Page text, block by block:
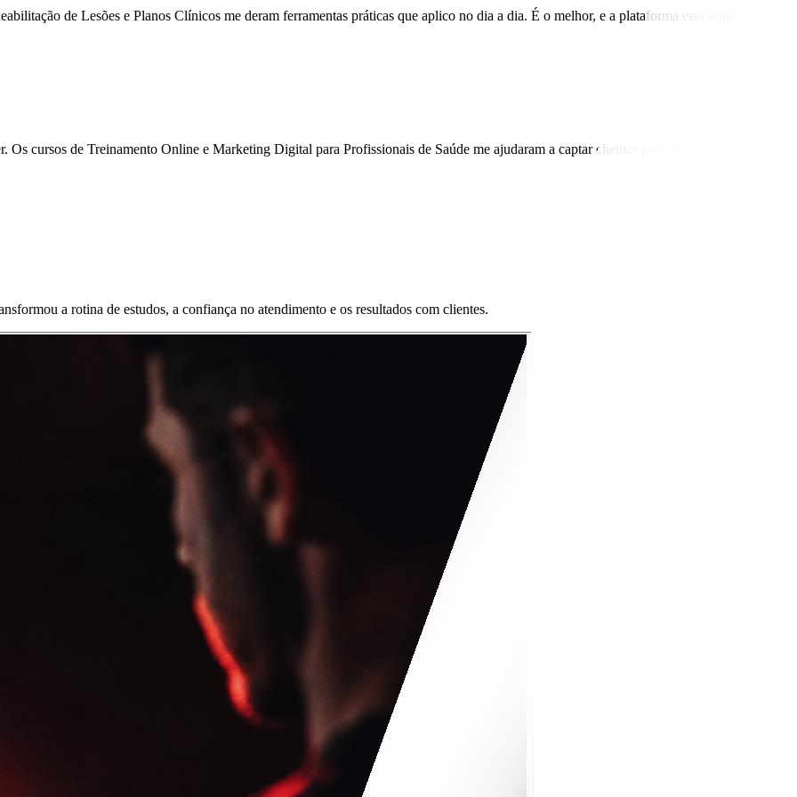
de Lesões e Planos Clínicos me deram ferramentas práticas que aplico no dia a dia. É o melhor, e a plataforma está sempre
cursos de Treinamento Online e Marketing Digital para Profissionais de Saúde me ajudaram a captar clientes pela internet. Agora, tenho
a rotina de estudos, a confiança no atendimento e os resultados com clientes.